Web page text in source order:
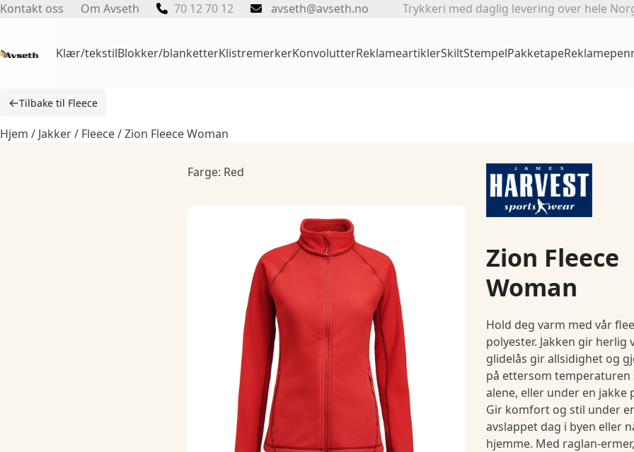
Skip
Kontakt oss Om Avseth 70 12 70 12 avseth@avseth.no Trykkeri med daglig levering over hele
Klær/tekstilBlokker/blanketterKlistremerkerKonvolutterReklameartiklerSkiltStempelPakketape
←Tilbake til Fleece
Hjem / Jakker/ Fleece/ Zion Fleece Woman
Farge: Red
Zion Fleece
Woman
Hold deg varm med vår
polyester. Jakken gir herlig
glidelås gir allsidighet og
på ettersom temperaturen
alene, eller under en jakke
Gir komfort og stil under
avslappet dag i byen eller
hjemme. Med raglan-